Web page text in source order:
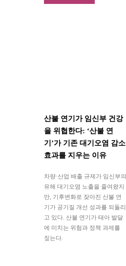
산불 연기가 임신부 건강
을 위협한다: ‘산불 연
기’가 기존 대기오염 감소
효과를 지우는 이유
차량·산업 배출 규제가 임신부의
유해 대기오염 노출을 줄여왔지
만, 기후변화로 잦아진 산불 연
기가 공기질 개선 성과를 되돌리
고 있다. 산불 연기가 태아 발달
에 미치는 위험과 정책 과제를
짚는다.